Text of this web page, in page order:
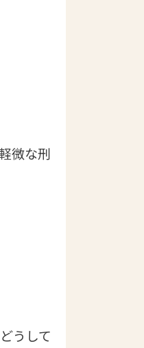
微な刑
うして